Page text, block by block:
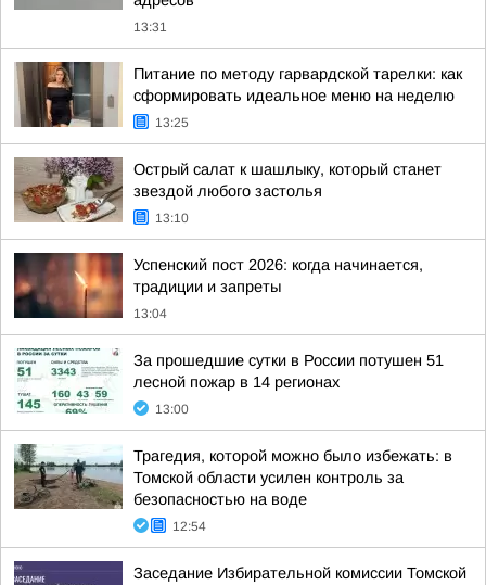
13:31
Питание по методу гарвардской тарелки: как
сформировать идеальное меню на неделю
13:25
Острый салат к шашлыку, который станет
звездой любого застолья
13:10
Успенский пост 2026: когда начинается,
традиции и запреты
13:04
За прошедшие сутки в России потушен 51
лесной пожар в 14 регионах
13:00
Трагедия, которой можно было избежать: в
Томской области усилен контроль за
безопасностью на воде
12:54
Заседание Избирательной комиссии Томской